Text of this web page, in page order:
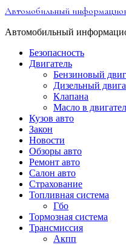
Перейти
содержимому
Автомобильный
Автомобильный
Безопасность
Двигатель
Бензиновый
Дизельный
Клапана
Масло в
Кузов авто
Закон
Новости
Обзоры авто
Ремонт авто
Салон авто
Страхование
Топливная система
Гбо
Тормозная система
Трансмиссия
Акпп